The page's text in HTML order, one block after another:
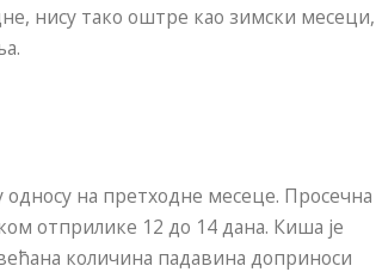
нису тако оштре као зимски месеци,
на претходне месеце. Просечна
отприлике 12 до 14 дана. Киша је
количина падавина доприноси